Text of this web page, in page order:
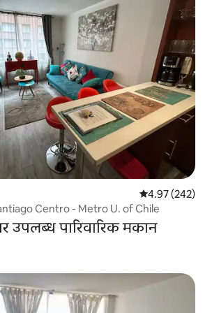
औसत रेटिंग 5 में से
4.97 (242)
Centro - Metro U. of Chile
उपलब्ध पारिवारिक मकान